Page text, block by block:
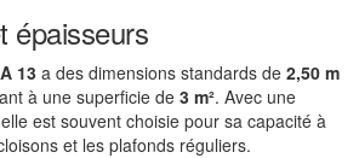
épaisseurs
13 a des dimensions standards de 2,50 m
à une superficie de 3 m². Avec une
est souvent choisie pour sa capacité à
et les plafonds réguliers.